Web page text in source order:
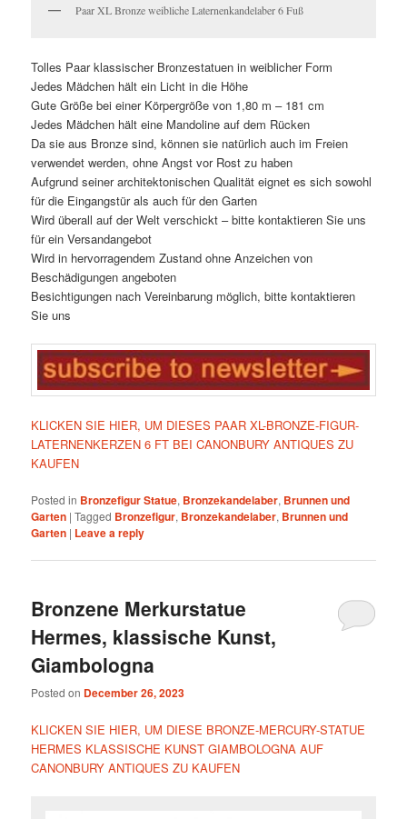
Paar XL Bronze weibliche Laternenkandelaber 6 Fuß
Tolles Paar klassischer Bronzestatuen in weiblicher Form
Jedes Mädchen hält ein Licht in die Höhe
Gute Größe bei einer Körpergröße von 1,80 m – 181 cm
Jedes Mädchen hält eine Mandoline auf dem Rücken
Da sie aus Bronze sind, können sie natürlich auch im Freien
verwendet werden, ohne Angst vor Rost zu haben
Aufgrund seiner architektonischen Qualität eignet es sich sowohl
für die Eingangstür als auch für den Garten
Wird überall auf der Welt verschickt – bitte kontaktieren Sie uns
für ein Versandangebot
Wird in hervorragendem Zustand ohne Anzeichen von
Beschädigungen angeboten
Besichtigungen nach Vereinbarung möglich, bitte kontaktieren
Sie uns
KLICKEN SIE HIER, UM DIESES PAAR XL-BRONZE-FIGUR-
LATERNENKERZEN 6 FT BEI CANONBURY ANTIQUES ZU
KAUFEN
Posted in Bronzefigur Statue, Bronzekandelaber, Brunnen und
Garten |Tagged Bronzefigur, Bronzekandelaber, Brunnen und
Garten | Leave a reply
Bronzene Merkurstatue
Hermes, klassische Kunst,
Giambologna
Posted on December 26, 2023
KLICKEN SIE HIER, UM DIESE BRONZE-MERCURY-STATUE
HERMES KLASSISCHE KUNST GIAMBOLOGNA AUF
CANONBURY ANTIQUES ZU KAUFEN